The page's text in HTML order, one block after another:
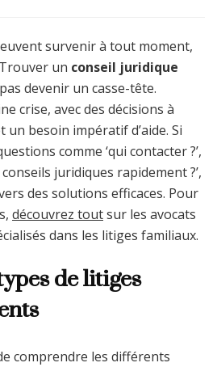
survenir à tout moment,
un conseil juridique
devenir un casse-tête.
crise, avec des décisions à
besoin impératif d’aide. Si
comme ‘qui contacter ?’,
juridiques rapidement ?’,
des solutions efficaces. Pour
découvrez toutsur les avocats
dans les litiges familiaux.
de litiges
comprendre les différents